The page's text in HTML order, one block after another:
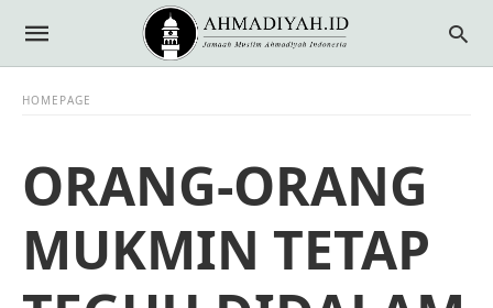
HOMEPAGE
ORANG-ORANG
MUKMIN TETAP